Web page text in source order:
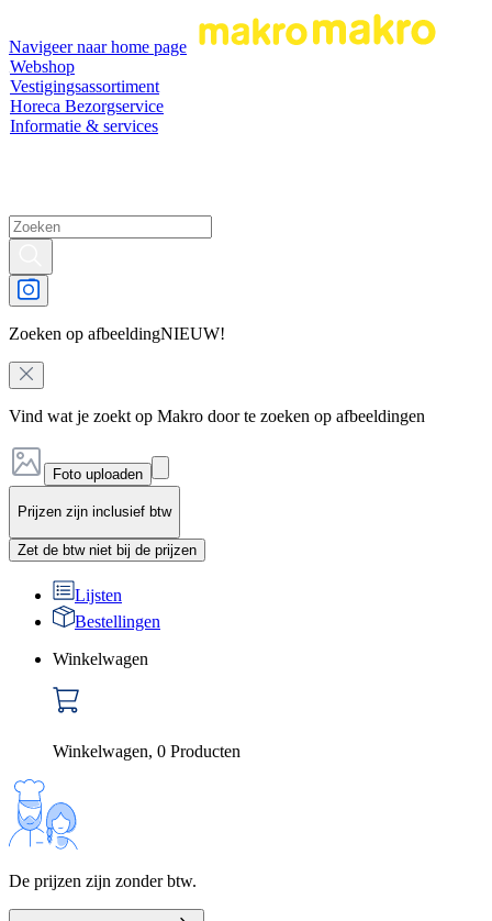
Navigeer naar home page
Webshop
Vestigingsassortiment
Horeca Bezorgservice
Informatie & services
Zoeken op afbeeldingNIEUW!
Vind wat je zoekt op Makro door te zoeken op afbeeldingen
Foto uploaden
Prijzen zijn inclusief btw
Zet de btw niet bij de prijzen
Lijsten
Bestellingen
Winkelwagen
Winkelwagen, 0 Producten
De prijzen zijn zonder btw.